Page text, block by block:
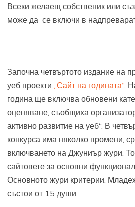
Всеки желаещ собственик или
може да се включи в
Започна четвъртото издание на
уеб проекти „Сайт на годината“ .
година ще включва обновени
оценяване, съобщиха
активно развитие на уеб“. В
конкурса има няколко промени,
включването на Джуниър жури.
сайтовете за основни
Основното жури критерии.
състои от 15 души.